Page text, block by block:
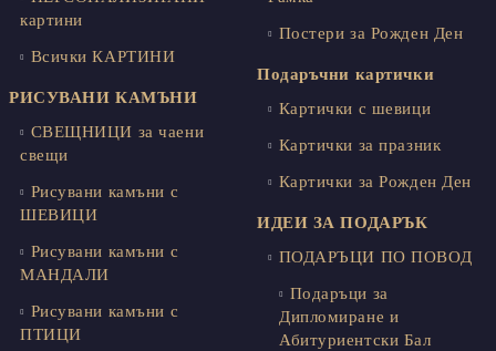
картини
Всички КАРТИНИ
РИСУВАНИ КАМЪНИ
СВЕЩНИЦИ за чаени
свещи
Рисувани камъни с
ШЕВИЦИ
Рисувани камъни с
МАНДАЛИ
Рисувани камъни с
ПТИЦИ
Постери за Рожден Ден
Подаръчни картички
Картички с шевици
Картички за празник
Картички за Рожден Ден
ИДЕИ ЗА ПОДАРЪК
ПОДАРЪЦИ ПО ПОВОД
Подаръци за
Дипломиране и
Абитуриентски Бал